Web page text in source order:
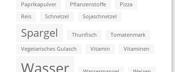
Paprikapulver Pflanzenstoffe
Pizza
Reis
Schnetzel Sojaschnetzel
Spargel Thunfisch Tomatenmark
Vegetarisches Gulasch Vitamin Vitaminen
Wasser